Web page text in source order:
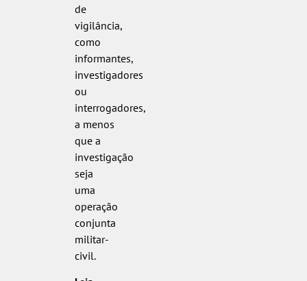
de
vigilância,
como
informantes,
investigadores
ou
interrogadores,
a menos
que a
investigação
seja
uma
operação
conjunta
militar-
civil.